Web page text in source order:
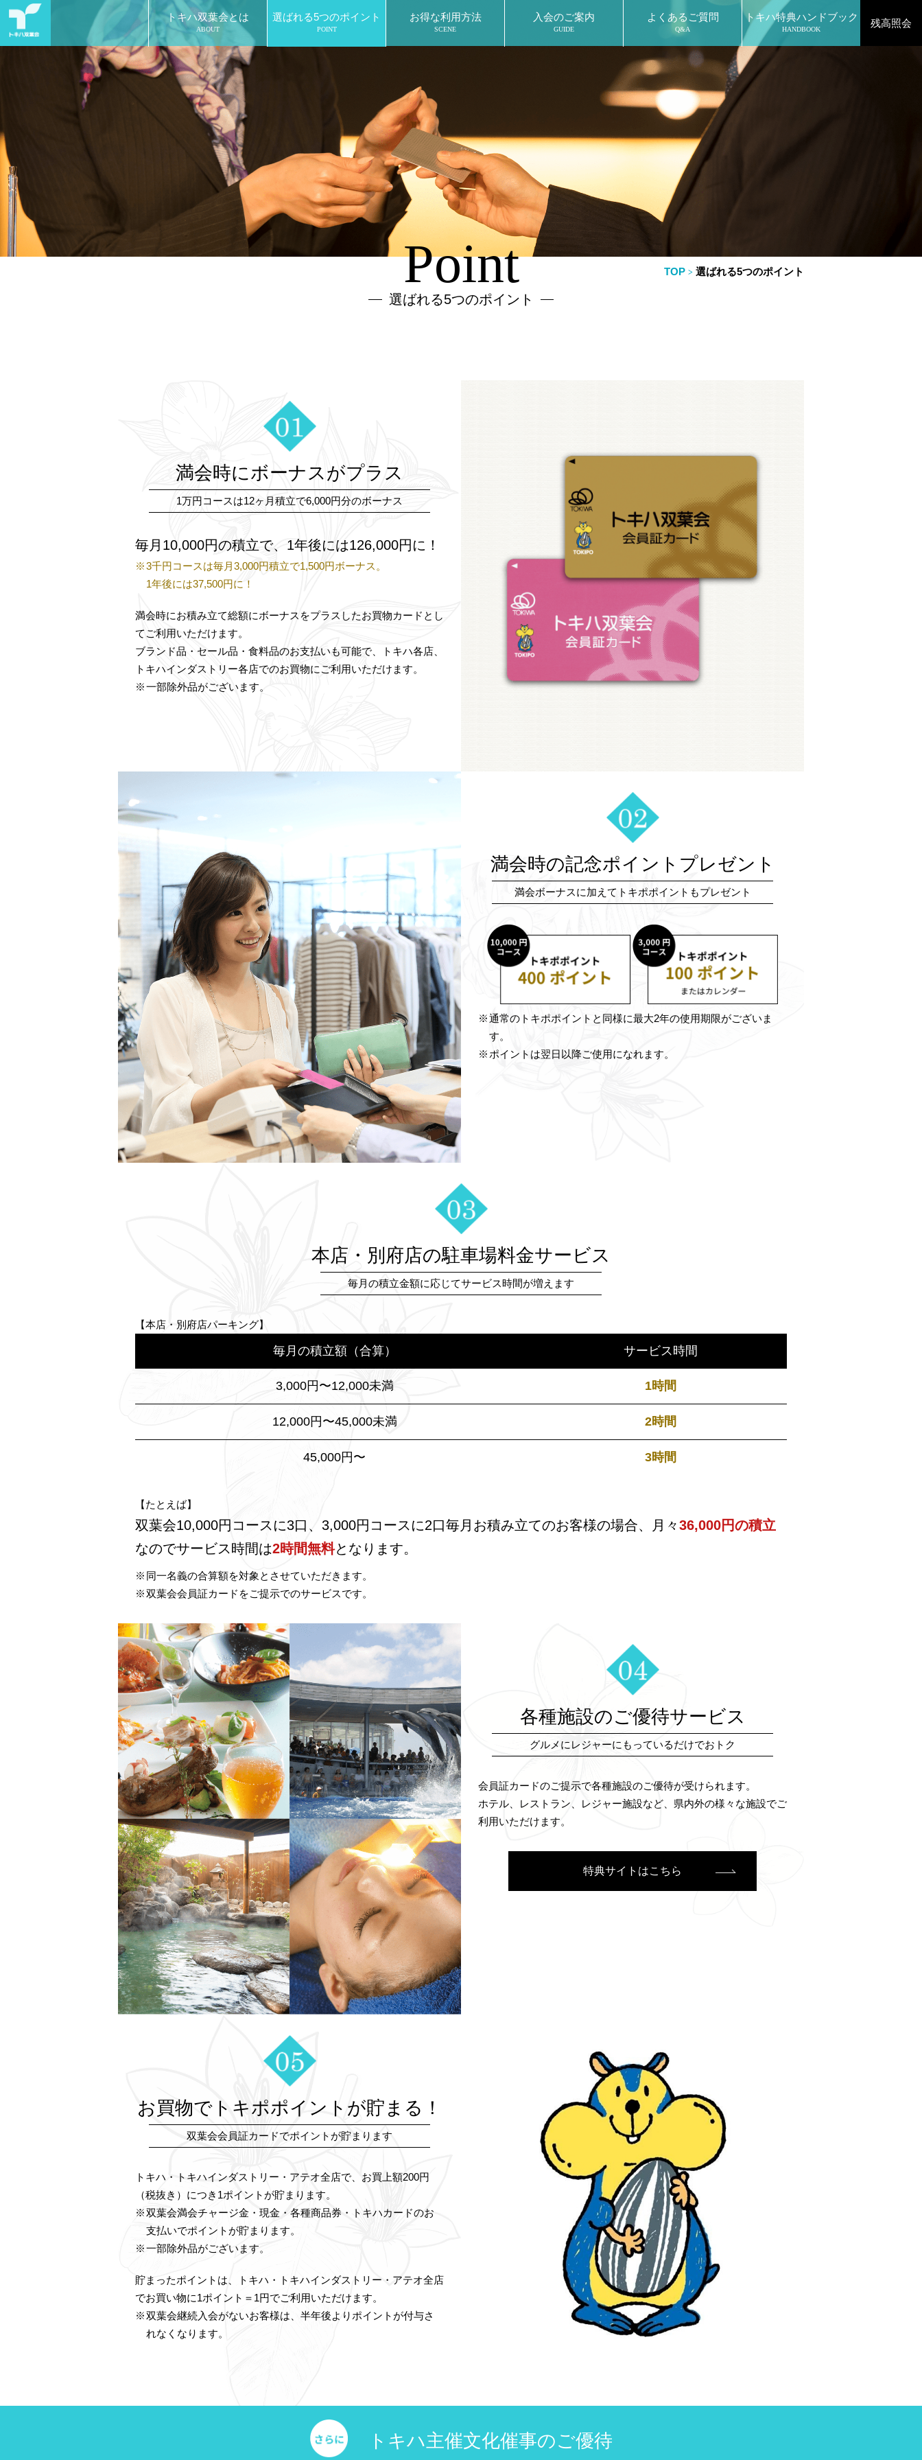
トキハ双葉会とは
ABOUT
選ばれる5つのポイント
POINT
お得な利用方法
SCENE
入会のご案内
GUIDE
よくあるご質問
Q&A
トキハ特典ハンドブック
HANDBOOK
残高照会
TOP 選ばれる5つのポイント
Point
選ばれる5つのポイント
満会時にボーナスがプラス
1万円コースは12ヶ月積立で6,000円分のボーナス
毎月10,000円の積立で、1年後には126,000円に！
3千円コースは毎月3,000円積立で1,500円ボーナス。
1年後には37,500円に！
満会時にお積み立て総額にボーナスをプラスしたお買物カードとし
てご利用いただけます。
ブランド品・セール品・食料品のお支払いも可能で、トキハ各店、
トキハインダストリー各店でのお買物にご利用いただけます。
一部除外品がございます。
満会時の記念ポイントプレゼント
満会ボーナスに加えてトキポポイントもプレゼント
通常のトキポポイントと同様に最大2年の使用期限がございま
す。
ポイントは翌日以降ご使用になれます。
本店・別府店の駐車場料金サービス
毎月の積立金額に応じてサービス時間が増えます
【本店・別府店パーキング】
毎月の積立額（合算） サービス時間
3,000円〜12,000未満 1時間
12,000円〜45,000未満 2時間
45,000円〜 3時間
【たとえば】
双葉会10,000円コースに3口、3,000円コースに2口毎月お積み立てのお客様の場合、月々36,000円の積立
なのでサービス時間は2時間無料となります。
同一名義の合算額を対象とさせていただきます。
双葉会会員証カードをご提示でのサービスです。
各種施設のご優待サービス
グルメにレジャーにもっているだけでおトク
会員証カードのご提示で各種施設のご優待が受けられます。
ホテル、レストラン、レジャー施設など、県内外の様々な施設でご
利用いただけます。
特典サイトはこちら
お買物でトキポポイントが貯まる！
双葉会会員証カードでポイントが貯まります
トキハ・トキハインダストリー・アテオ全店で、お買上額200円
（税抜き）につき1ポイントが貯まります。
双葉会満会チャージ金・現金・各種商品券・トキハカードのお
支払いでポイントが貯まります。
一部除外品がございます。
貯まったポイントは、トキハ・トキハインダストリー・アテオ全店
でお買い物に1ポイント＝1円でご利用いただけます。
双葉会継続入会がないお客様は、半年後よりポイントが付与さ
れなくなります。
トキハ主催文化催事のご優待